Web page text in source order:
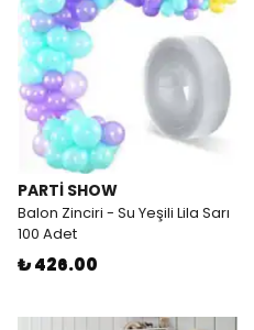
PARTİ SHOW
Balon Zinciri - Su Yeşili Lila Sarı
100 Adet
₺ 426.00